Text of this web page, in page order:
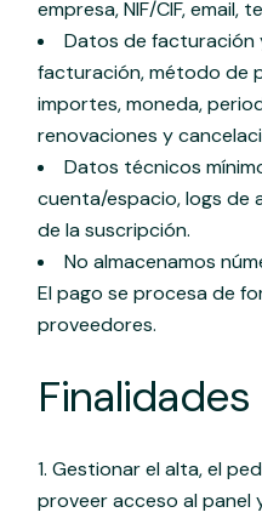
empresa, NIF/CIF, email,
Datos de facturación
facturación, método de
importes, moneda,
renovaciones y
Datos técnicos
cuenta/espacio, logs de
de la suscripción.
No almacenamos
El pago se procesa de
proveedores.
Finalidades
Gestionar el alta, el
proveer acceso al panel